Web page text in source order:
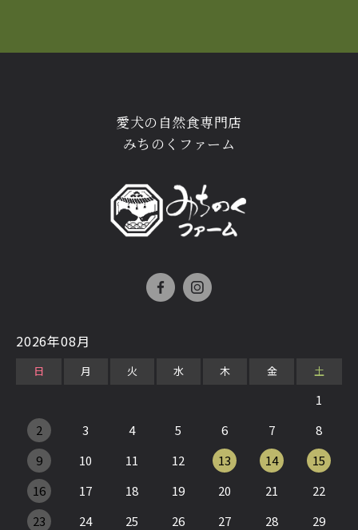
愛犬の自然食専門店
みちのくファーム
2026年08月
日 月 火 水 木 金 土
1
2
3 4 5 6 7
8
9
10 11 12 13 14
15
16
17 18 19 20 21
22
23
24 25 26 27 28
29